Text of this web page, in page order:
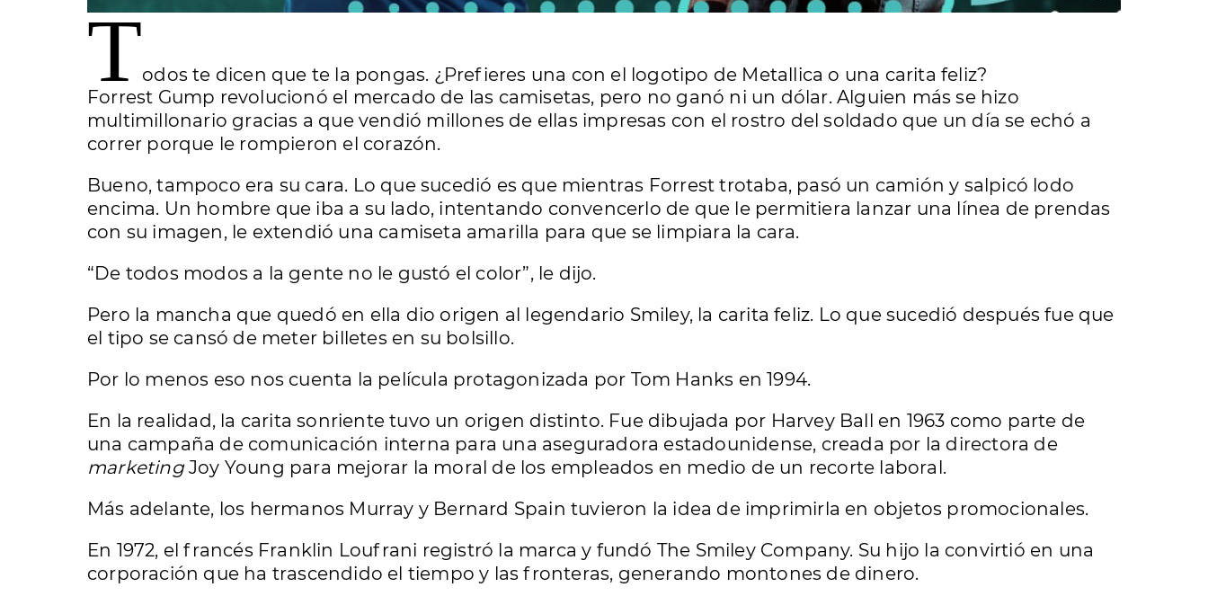
Todos te dicen que te la pongas. ¿Prefieres una con el logotipo de Metallica o una carita feliz?
Forrest Gump revolucionó el mercado de las camisetas, pero no ganó ni un dólar. Alguien más se hizo
multimillonario gracias a que vendió millones de ellas impresas con el rostro del soldado que un día se echó a
correr porque le rompieron el corazón.
Bueno, tampoco era su cara. Lo que sucedió es que mientras Forrest trotaba, pasó un camión y salpicó lodo
encima. Un hombre que iba a su lado, intentando convencerlo de que le permitiera lanzar una línea de prendas
con su imagen, le extendió una camiseta amarilla para que se limpiara la cara.
“De todos modos a la gente no le gustó el color”, le dijo.
Pero la mancha que quedó en ella dio origen al legendario Smiley, la carita feliz. Lo que sucedió después fue que
el tipo se cansó de meter billetes en su bolsillo.
Por lo menos eso nos cuenta la película protagonizada por Tom Hanks en 1994.
En la realidad, la carita sonriente tuvo un origen distinto. Fue dibujada por Harvey Ball en 1963 como parte de
una campaña de comunicación interna para una aseguradora estadounidense, creada por la directora de
marketingJoy Young para mejorar la moral de los empleados en medio de un recorte laboral.
Más adelante, los hermanos Murray y Bernard Spain tuvieron la idea de imprimirla en objetos promocionales.
En 1972, el francés Franklin Loufrani registró la marca y fundó The Smiley Company. Su hijo la convirtió en una
corporación que ha trascendido el tiempo y las fronteras, generando montones de dinero.